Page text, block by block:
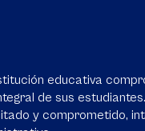
educativa
de sus
y comprometido,